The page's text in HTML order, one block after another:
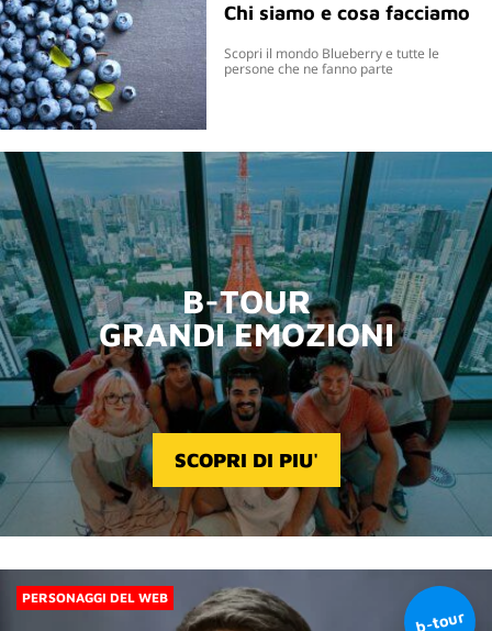
Chi siamo e cosa facciamo
Scopri il mondo Blueberry e tutte le
persone che ne fanno parte
B-TOUR
GRANDI EMOZIONI
SCOPRI DI PIU'
PERSONAGGI DEL WEB